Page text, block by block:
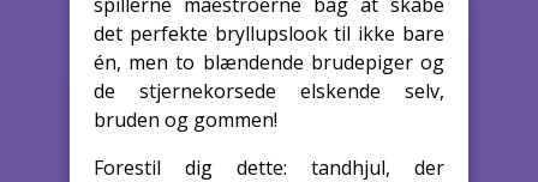
det perfekte bryllupslook til ikke bare
én, men to blændende brudepiger og
de stjernekorsede elskende selv,
bruden og gommen!
Forestil dig dette: tandhjul, der